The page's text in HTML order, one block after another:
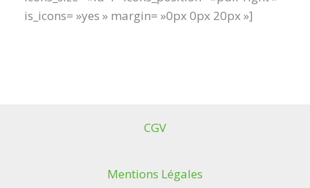
is_icons= »yes » margin= »0px 0px 20px »]
CGV
Mentions Légales